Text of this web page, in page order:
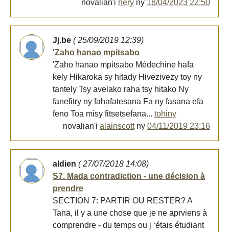
novalian'i hery ny 18/04/2023 22:50
Jj.be ( 25/09/2019 12:39)
'Zaho hanao mpitsabo
'Zaho hanao mpitsabo Médechine hafa
kely Hikaroka sy hitady Hivezivezy toy ny
tantely Tsy avelako raha tsy hitako Ny
fanefitry ny fahafatesana Fa ny fasana efa
feno Toa misy fitsetsefana... tohiny
novalian'i alainscottny 04/11/2019 23:16
aldien ( 27/07/2018 14:08)
S7. Mada contradiction - une décision à
prendre
SECTION 7: PARTIR OU RESTER? A
Tana, il y a une chose que je ne aprviens à
comprendre - du temps ou j ‘étais étudiant